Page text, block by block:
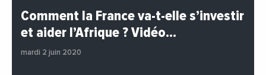
#EchangesMediterraneens
#Economie
#Politique
Comment la France va-t-elle s’investir
et aider l’Afrique ? Vidéo…
mardi 2 juin 2020